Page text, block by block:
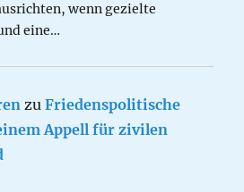
wenn gezielte
eine…
zuFriedenspolitische
Appell für zivilen